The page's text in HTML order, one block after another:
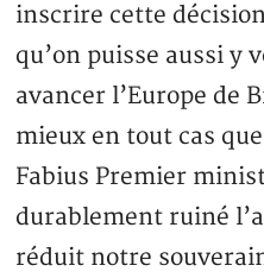
inscrire cette
qu’on puisse aussi y
avancer l’Europe de
mieux en tout cas
Fabius Premier
durablement ruiné
réduit notre